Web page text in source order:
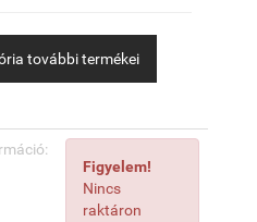
további termékei
Figyelem!
Nincs
raktáron